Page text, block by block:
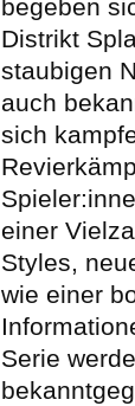
begeben
Distrikt
staubigen
auch
sich
einer
Styles,
wie einer
Serie